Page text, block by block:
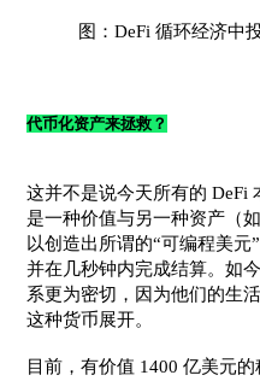
图：DeFi 循环经济中
代币化资产来拯救？
这并不是说今天所有的 DeFi
是一种价值与另一种资产（
以创造出所谓的“可编程美
并在几秒钟内完成结算。如
系更为密切，因为他们的生
这种货币展开。
目前，有价值 1400 亿美元